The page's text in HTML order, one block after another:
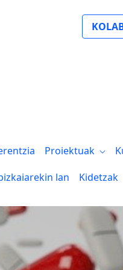
Proiektuak
lan Kidetzak